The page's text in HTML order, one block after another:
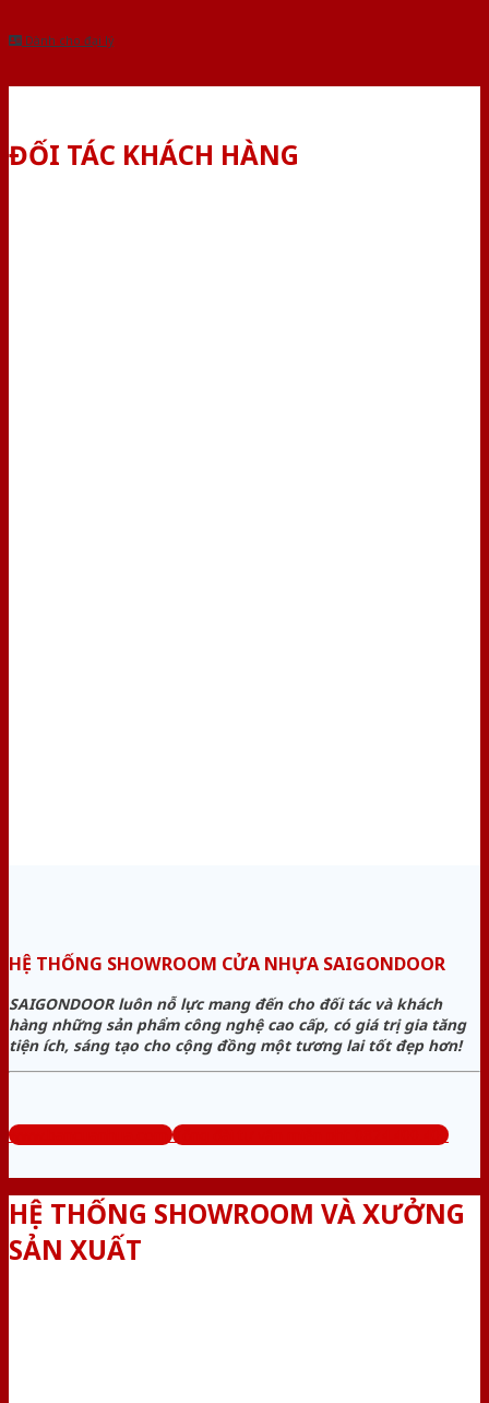
Dành cho đại lý
ĐỐI TÁC KHÁCH HÀNG
HỆ THỐNG SHOWROOM CỬA NHỰA SAIGONDOOR
SAIGONDOOR luôn nỗ lực mang đến cho đối tác và khách
hàng những sản phẩm công nghệ cao cấp, có giá trị gia tăng
tiện ích, sáng tạo cho cộng đồng một tương lai tốt đẹp hơn!
www.bancuanhua.com Tổng đài tư vấn miễn phí: 0824.400.400
HỆ THỐNG SHOWROOM VÀ XƯỞNG
SẢN XUẤT